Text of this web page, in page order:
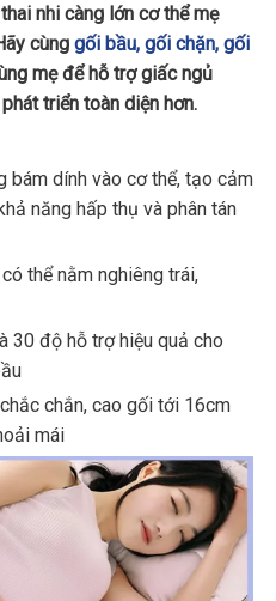
nhi càng lớn cơ thể mẹ
cùng gối bầu, gối chặn, gối
mẹ để hỗ trợ giấc ngủ
triển toàn diện hơn.
bám dính vào cơ thể, tạo cảm
năng hấp thụ và phân tán
thể nằm nghiêng trái,
30 độ hỗ trợ hiệu quả cho
chắn, cao gối tới 16cm
mái